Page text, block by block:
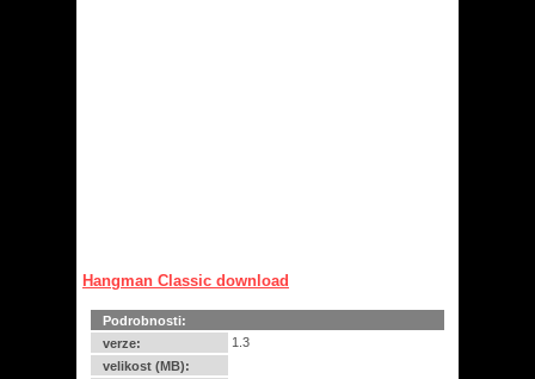
Hangman Classic download
Podrobnosti:
verze:
1.3
velikost (MB):